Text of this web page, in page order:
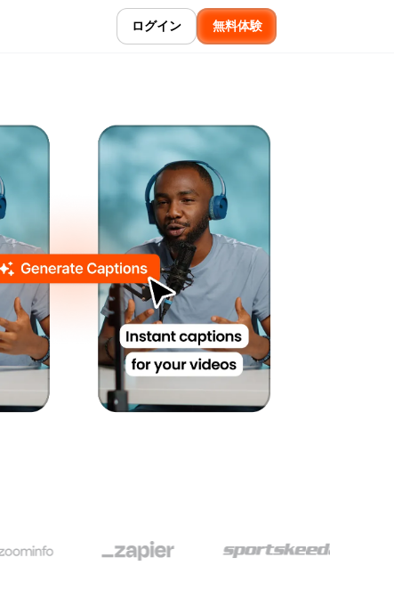
ログイン 無料体験